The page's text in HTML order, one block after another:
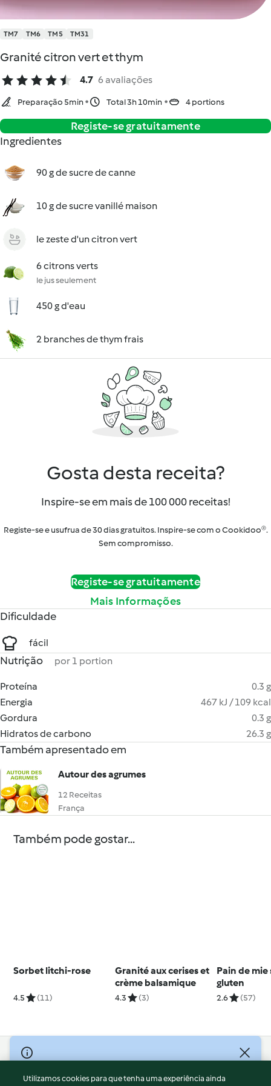
TM7 TM6 TM5 TM31
Granité citron vert et thym
4.7 6 avaliações
Preparação 5min Total 3h 10min 4 portions
Registe-se gratuitamente
Ingredientes
90 g de sucre de canne
10 g de sucre vanillé maison
le zeste d'un citron vert
6 citrons verts
le jus seulement
450 g d'eau
2 branches de thym frais
Gosta desta receita?
Inspire-se em mais de 100 000 receitas!
Registe-se e usufrua de 30 dias gratuitos. Inspire-se com o Cookidoo®.
Sem compromisso.
Registe-se gratuitamente
Mais Informações
Dificuldade
fácil
Nutrição por 1 portion
Proteína
0.3 g
Energia
467 kJ / 109 kcal
Gordura
0.3 g
Hidratos de carbono
26.3 g
Também apresentado em
Autour des agrumes
12 Receitas
França
Também pode gostar...
Sorbet litchi-rose
4.5 (11)
Granité aux cerises et
crème balsamique
4.3 (3)
Pain de mie
gluten
2.6 (57)
© Copyright 2026
Termos de Utilização
Utilizamos cookies para que tenha uma experiência ainda